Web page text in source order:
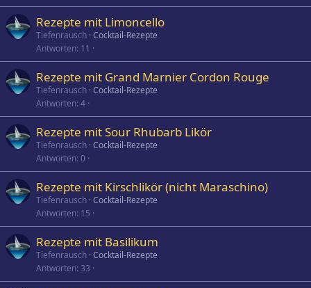
Rezepte mit Limoncello
Tiefenrausch Cocktail-Rezepte
Antworten 11
Rezepte mit Grand Marnier Cordon Rouge
Tiefenrausch Cocktail-Rezepte
Antworten 4
Rezepte mit Sour Rhubarb Likör
Tiefenrausch Cocktail-Rezepte
Antworten 0
Rezepte mit Kirschlikör (nicht Maraschino)
Tiefenrausch Cocktail-Rezepte
Antworten 15
Rezepte mit Basilikum
Tiefenrausch Cocktail-Rezepte
Antworten 33